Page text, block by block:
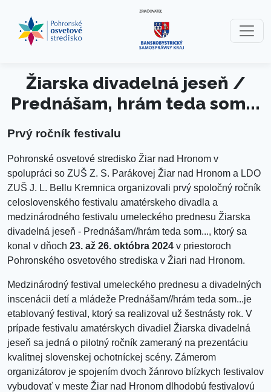
Žiarska divadelná jeseň /
Prednášam, hrám teda som...
Prvý ročník festivalu
Pohronské osvetové stredisko Žiar nad Hronom v
spolupráci so ZUŠ Z. S. Parákovej Žiar nad Hronom a LDO
ZUŠ J. L. Bellu Kremnica organizovali prvý spoločný ročník
celoslovenského festivalu amatérskeho divadla a
medzinárodného festivalu umeleckého prednesu Žiarska
divadelná jeseň - Prednášam//hrám teda som..., ktorý sa
konal v dňoch 23. až 26. októbra 2024 v priestoroch
Pohronského osvetového strediska v Žiari nad Hronom.
Medzinárodný festival umeleckého prednesu a divadelných
inscenácii detí a mládeže Prednášam//hrám teda som...je
etablovaný festival, ktorý sa realizoval už šestnásty rok. V
prípade festivalu amatérskych divadiel Žiarska divadelná
jeseň sa jedná o pilotný ročník zameraný na prezentáciu
kvalitnej slovenskej ochotníckej scény. Zámerom
organizátorov je spojením dvoch žánrovo blízkych festivalov
vybudovať v meste Žiar nad Hronom dlhodobú festivalovú